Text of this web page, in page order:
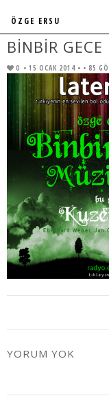
BINBIR GECE
0 • 15 OCAK 2014 • • 85
YORUM YOK
ÖZGE ERSU